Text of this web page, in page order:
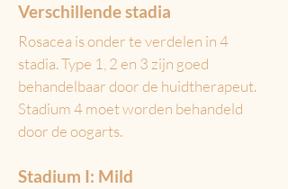
Verschillende stadia
​Rosacea is onder te verdelen in 4
stadia. Type 1, 2 en 3 zijn goed
behandelbaar door de huidtherapeut.
Stadium 4 moet worden behandeld
door de oogarts.
Stadium I: Mild